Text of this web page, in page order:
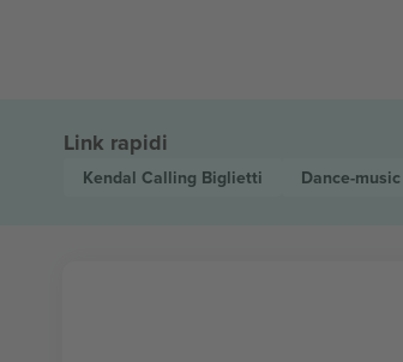
Link rapidi
Kendal Calling Biglietti Dance-music